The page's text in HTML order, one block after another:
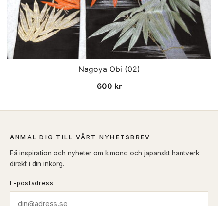
Nagoya Obi (02)
600 kr
ANMÄL DIG TILL VÅRT NYHETSBREV
Få inspiration och nyheter om kimono och japanskt hantverk
direkt i din inkorg.
E-postadress